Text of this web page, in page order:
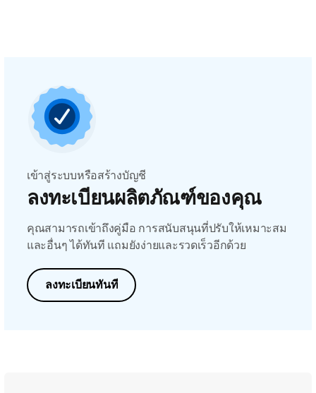
เข้าสู่ระบบหรือสร้างบัญชี
ลงทะเบียนผลิตภัณฑ์ของคุณ
คุณสามารถเข้าถึงคู่มือ การสนับสนุนที่ปรับให้เหมาะสม
และอื่นๆ ได้ทันที แถมยังง่ายและรวดเร็วอีกด้วย
ลงทะเบียนทันที